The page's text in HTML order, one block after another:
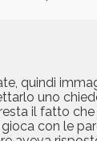
quindi
uno
il fatto
con le